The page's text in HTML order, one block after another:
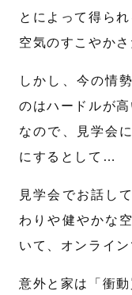
とによって得られ
空気のすこやかさ
しかし、今の情
のはハードルが高
なので、見学会
にするとして…
見学会でお話し
わりや健やかな
いて、オンライ
意外と家は「衝動